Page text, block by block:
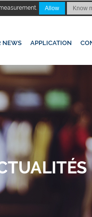
Allow Know
NEWS APPLICATION